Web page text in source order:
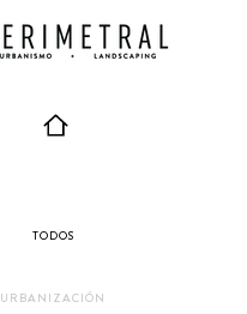
TODOS
URBANIZACIÓN